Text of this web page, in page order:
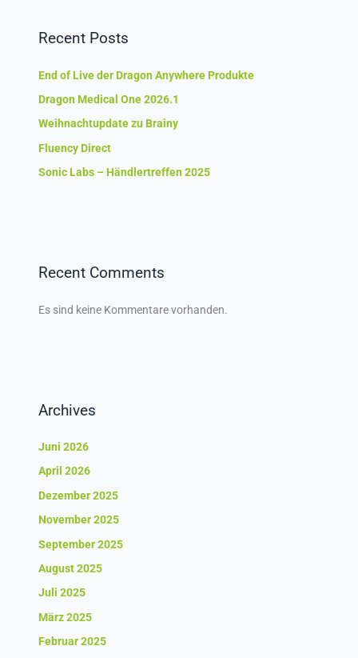
Recent Posts
End of Live der Dragon Anywhere Produkte
Dragon Medical One 2026.1
Weihnachtupdate zu Brainy
Fluency Direct
Sonic Labs – Händlertreffen 2025
Recent Comments
Es sind keine Kommentare vorhanden.
Archives
Juni 2026
April 2026
Dezember 2025
November 2025
September 2025
August 2025
Juli 2025
März 2025
Februar 2025